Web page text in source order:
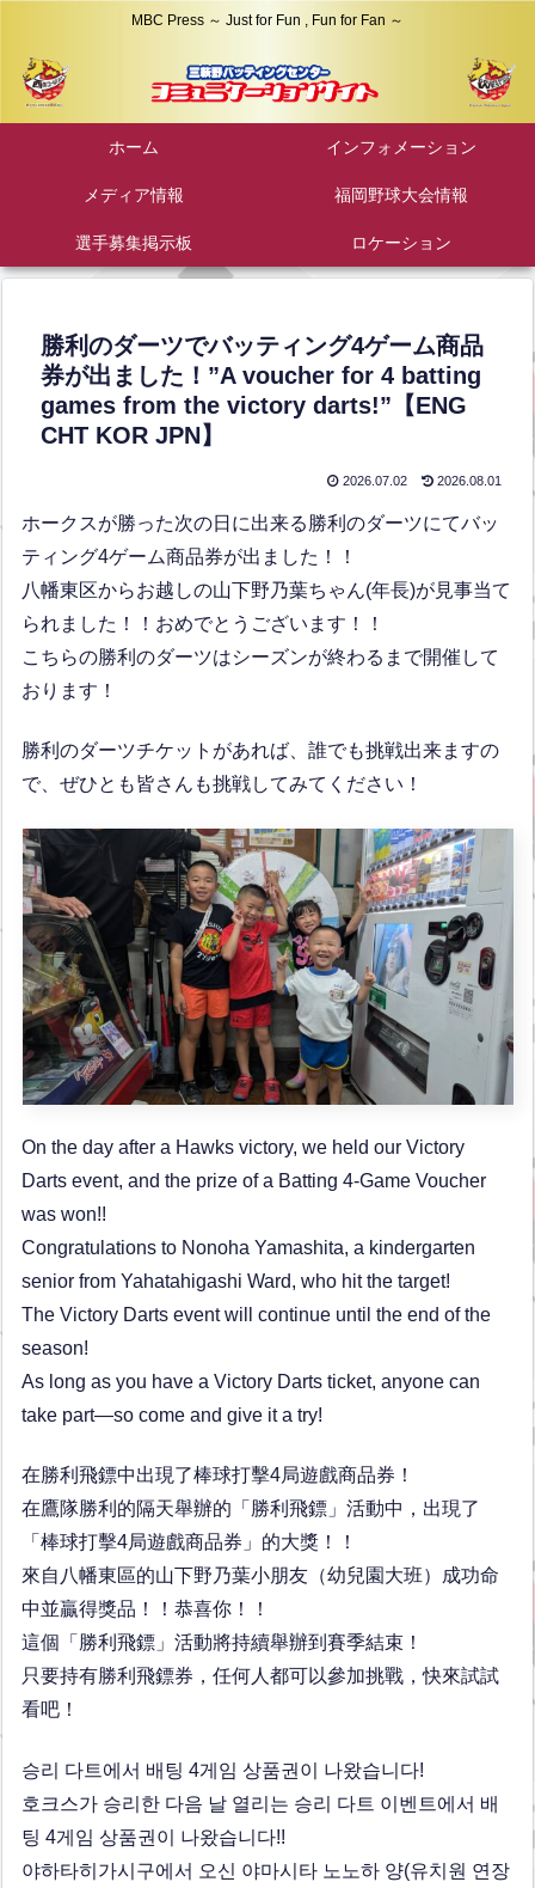
MBC Press ～ Just for Fun , Fun for Fan ～
ホーム インフォメーション
メディア情報 福岡野球大会情報
選手募集掲示板 ロケーション
勝利のダーツでバッティング4ゲーム商品
券が出ました！”A voucher for 4 batting
games from the victory darts!”【ENG
CHT KOR JPN】
2026.07.02 2026.08.01
ホークスが勝った次の日に出来る勝利のダーツにてバッ
ティング4ゲーム商品券が出ました！！
八幡東区からお越しの山下野乃葉ちゃん(年長)が見事当て
られました！！おめでとうございます！！
こちらの勝利のダーツはシーズンが終わるまで開催して
おります！
勝利のダーツチケットがあれば、誰でも挑戦出来ますの
で、ぜひとも皆さんも挑戦してみてください！
On the day after a Hawks victory, we held our Victory
Darts event, and the prize of a Batting 4-Game Voucher
was won!!
Congratulations to Nonoha Yamashita, a kindergarten
senior from Yahatahigashi Ward, who hit the target!
The Victory Darts event will continue until the end of the
season!
As long as you have a Victory Darts ticket, anyone can
take part—so come and give it a try!
在勝利飛鏢中出現了棒球打擊4局遊戲商品券！
在鷹隊勝利的隔天舉辦的「勝利飛鏢」活動中，出現了
「棒球打擊4局遊戲商品券」的大獎！！
來自八幡東區的山下野乃葉小朋友（幼兒園大班）成功命
中並贏得獎品！！恭喜你！！
這個「勝利飛鏢」活動將持續舉辦到賽季結束！
只要持有勝利飛鏢券，任何人都可以參加挑戰，快來試試
看吧！
승리 다트에서 배팅 4게임 상품권이 나왔습니다!
호크스가 승리한 다음 날 열리는 승리 다트 이벤트에서 배
팅 4게임 상품권이 나왔습니다!!
야하타히가시구에서 오신 야마시타 노노하 양(유치원 연장